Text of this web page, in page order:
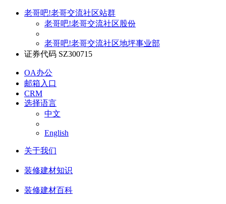
老哥吧!老哥交流社区站群
老哥吧!老哥交流社区股份
老哥吧!老哥交流社区地坪事业部
证券代码 SZ300715
OA办公
邮箱入口
CRM
选择语言
中文
English
关于我们
装修建材知识
装修建材百科